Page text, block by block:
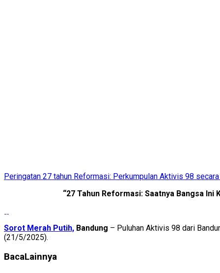
Peringatan 27 tahun Reformasi: Perkumpulan Aktivis 98
“27 Tahun Reformasi: Saatnya Bangsa
Sorot Merah Putih, Bandung – Puluhan Aktivis 98 dari
(21/5/2025).
BacaLainnya